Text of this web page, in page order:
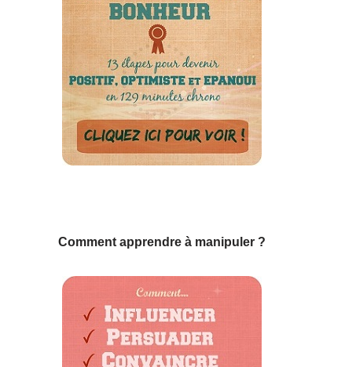
Comment apprendre à manipuler ?